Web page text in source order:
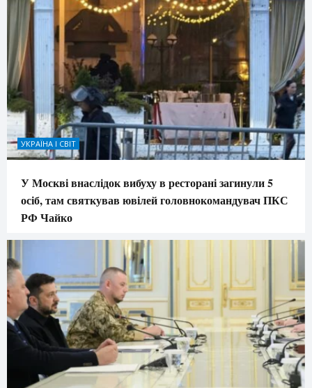
УКРАЇНА І СВІТ
У Москві внаслідок вибуху в ресторані загинули 5
осіб, там святкував ювілей головнокомандувач ПКС
РФ Чайко